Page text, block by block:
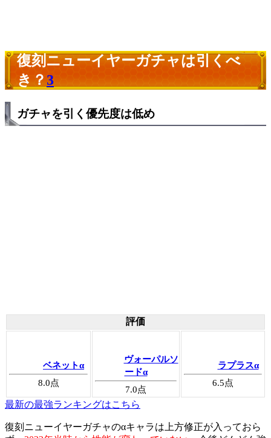
復刻ニューイヤーガチャは引くべ
き？3
ガチャを引く優先度は低め
評価
ベネットα
8.0点
ヴォーパルソ
ードα
7.0点
ラプラスα
6.5点
最新の最強ランキングはこちら
復刻ニューイヤーガチャのαキャラは上方修正が入っておら